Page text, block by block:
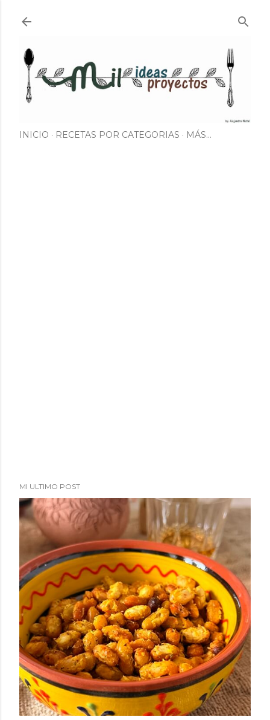
INICIO RECETAS POR CATEGORIAS MÁS…
MI ULTIMO POST